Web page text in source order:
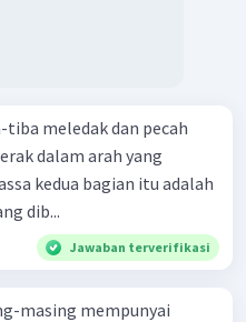
meledak dan pecah
dalam arah yang
kedua bagian itu adalah
dib...
Jawaban terverifikasi
masing mempunyai